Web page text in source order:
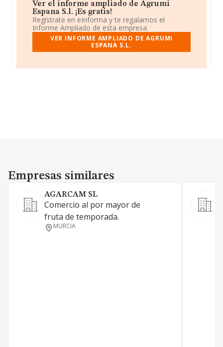
Ver el informe ampliado de Agrumi
Espana S.l. ¡Es gratis!
Regístrate en eInforma y te regalamos el
Informe Ampliado de esta empresa.
VER INFORME AMPLIADO DE AGRUMI
ESPANA S.L.
Empresas similares
Empresas similares
AGARCAM SL
Comercio al por mayor de
fruta de temporada.
MURCIA